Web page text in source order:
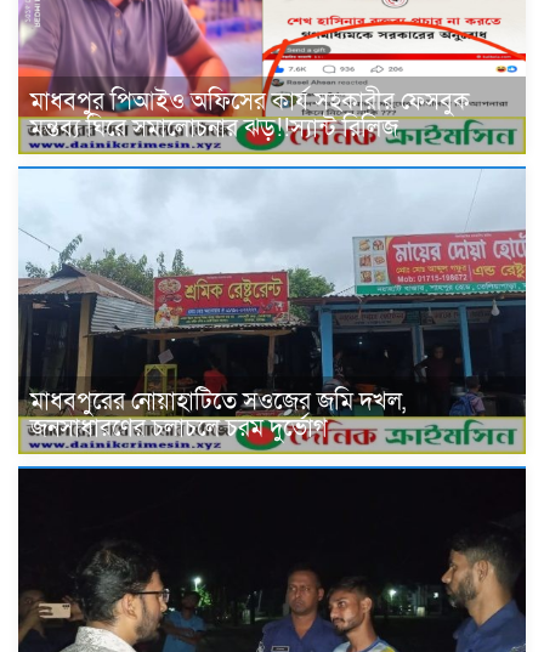
মাধবপুর পিআইও অফিসের কার্য সহকারীর ফেসবুক
মন্তব্য ঘিরে সমালোচনার ঝড়!!স্যান্ট রিলিজ
মাধবপুরের নোয়াহাটিতে সওজের জমি দখল,
জনসাধারণের চলাচলে চরম দুর্ভোগ